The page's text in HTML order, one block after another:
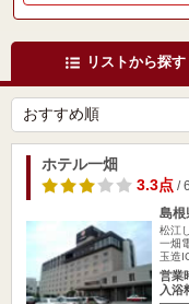
リストから探す
ホテル一畑
3.3点/
島根
松江
一畑
玉造
営業
入浴